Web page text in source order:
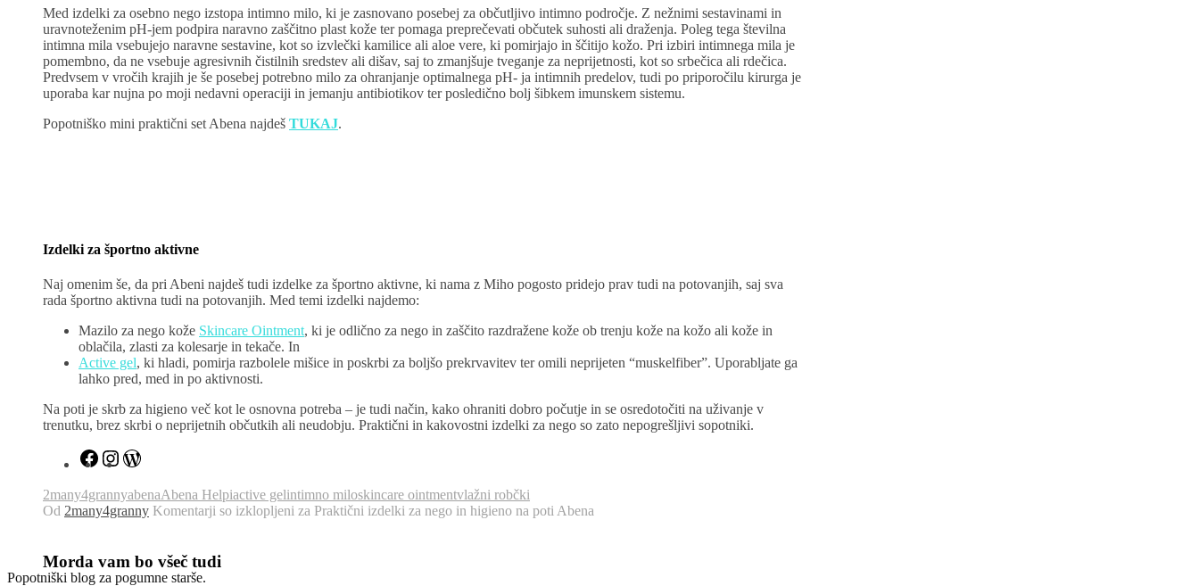
Popotniški blog za pogumne starše.
Med izdelki za osebno nego izstopa intimno milo, ki je zasnovano posebej za občutljivo intimno področje. Z nežnimi sestavinami in
uravnoteženim pH-jem podpira naravno zaščitno plast kože ter pomaga preprečevati občutek suhosti ali draženja. Poleg tega številna
intimna mila vsebujejo naravne sestavine, kot so izvlečki kamilice ali aloe vere, ki pomirjajo in ščitijo kožo. Pri izbiri intimnega mila je
pomembno, da ne vsebuje agresivnih čistilnih sredstev ali dišav, saj to zmanjšuje tveganje za neprijetnosti, kot so srbečica ali rdečica.
Predvsem v vročih krajih je še posebej potrebno milo za ohranjanje optimalnega pH- ja intimnih predelov, tudi po priporočilu kirurga je
uporaba kar nujna po moji nedavni operaciji in jemanju antibiotikov ter posledično bolj šibkem imunskem sistemu.
Popotniško mini praktični set Abena najdeš TUKAJ.
Izdelki za športno aktivne
Naj omenim še, da pri Abeni najdeš tudi izdelke za športno aktivne, ki nama z Miho pogosto pridejo prav tudi na potovanjih, saj sva
rada športno aktivna tudi na potovanjih. Med temi izdelki najdemo:
Mazilo za nego kože Skincare Ointment, ki je odlično za nego in zaščito razdražene kože ob trenju kože na kožo ali kože in
oblačila, zlasti za kolesarje in tekače. In
Active gel, ki hladi, pomirja razbolele mišice in poskrbi za boljšo prekrvavitev ter omili neprijeten “muskelfiber”. Uporabljate ga
lahko pred, med in po aktivnosti.
Na poti je skrb za higieno več kot le osnovna potreba – je tudi način, kako ohraniti dobro počutje in se osredotočiti na uživanje v
trenutku, brez skrbi o neprijetnih občutkih ali neudobju. Praktični in kakovostni izdelki za nego so zato nepogrešljivi sopotniki.
2many4grannyabenaAbena Helpiactive gelintimno miloskincare ointmentvlažni robčki
Od 2many4granny Komentarji so izklopljeni za Praktični izdelki za nego in higieno na poti Abena
Morda vam bo všeč tudi